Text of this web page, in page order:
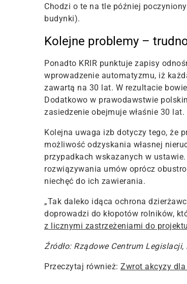
Chodzi o te na tle później
budynki).
Kolejne problemy –
Ponadto KRIR punktuje zapisy
wprowadzenie automatyzmu, iż
zawartą na 30 lat. W rezultacie
Dodatkowo w prawodawstwie
zasiedzenie obejmuje właśnie 30 lat.
Kolejna uwaga izb dotyczy tego, że
możliwość odzyskania własnej
przypadkach wskazanych w
rozwiązywania umów oprócz
niechęć do ich zawierania.
„Tak daleko idąca ochrona
doprowadzi do kłopotów rolników,
z licznymi zastrzeżeniami do
Źródło: Rządowe Centrum Legislacji,
Przeczytaj również: Zwrot akcyzy